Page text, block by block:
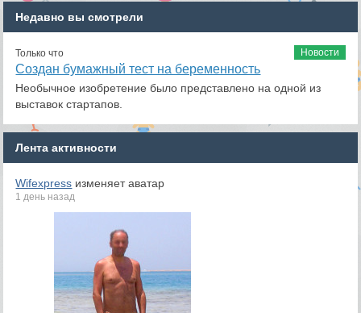
Недавно вы смотрели
Новости
Только что
Создан бумажный тест на беременность
Необычное изобретение было представлено на одной из
выставок стартапов.
Лента активности
Wifexpress изменяет аватар
1 день назад